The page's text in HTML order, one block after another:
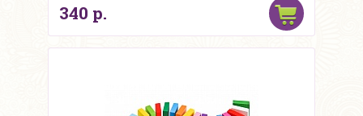
340 р.